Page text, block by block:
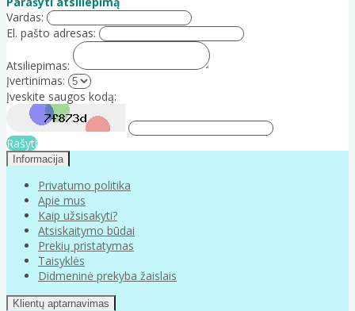
Vardas:
El. pašto adresas:
Atsiliepimas:
Įvertinimas:
Įveskite saugos kodą:
Rašyti
Informacija
Privatumo politika
Apie mus
Kaip užsisakyti?
Atsiskaitymo būdai
Prekių pristatymas
Taisyklės
Didmeninė prekyba žaislais
Klientų aptarnavimas